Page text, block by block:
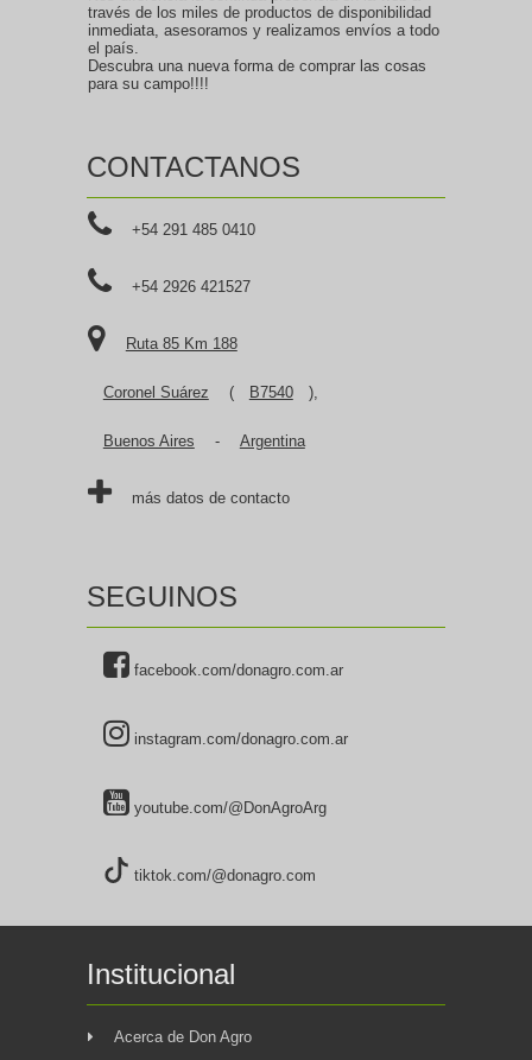
través de los miles de productos de disponibilidad
inmediata, asesoramos y realizamos envíos a todo
el país.
Descubra una nueva forma de comprar las cosas
para su campo!!!!
CONTACTANOS
+54 291 485 0410
+54 2926 421527
Ruta 85 Km 188
Coronel Suárez ( B7540 ),
Buenos Aires - Argentina
más datos de contacto
SEGUINOS
facebook.com/donagro.com.ar
instagram.com/donagro.com.ar
youtube.com/@DonAgroArg
tiktok.com/@donagro.com
Institucional
Acerca de Don Agro